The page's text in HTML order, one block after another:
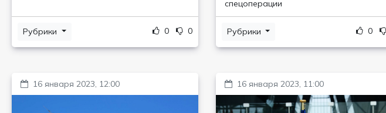
Рубрики 0 0
спецоперации
Рубрики 0
16 января 2023, 12:00 16 января 2023, 11:00